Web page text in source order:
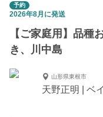
予約
2026年8月に発送
【ご家庭用】品種
き、川中島
山形県東根市
天野正明 | ベ